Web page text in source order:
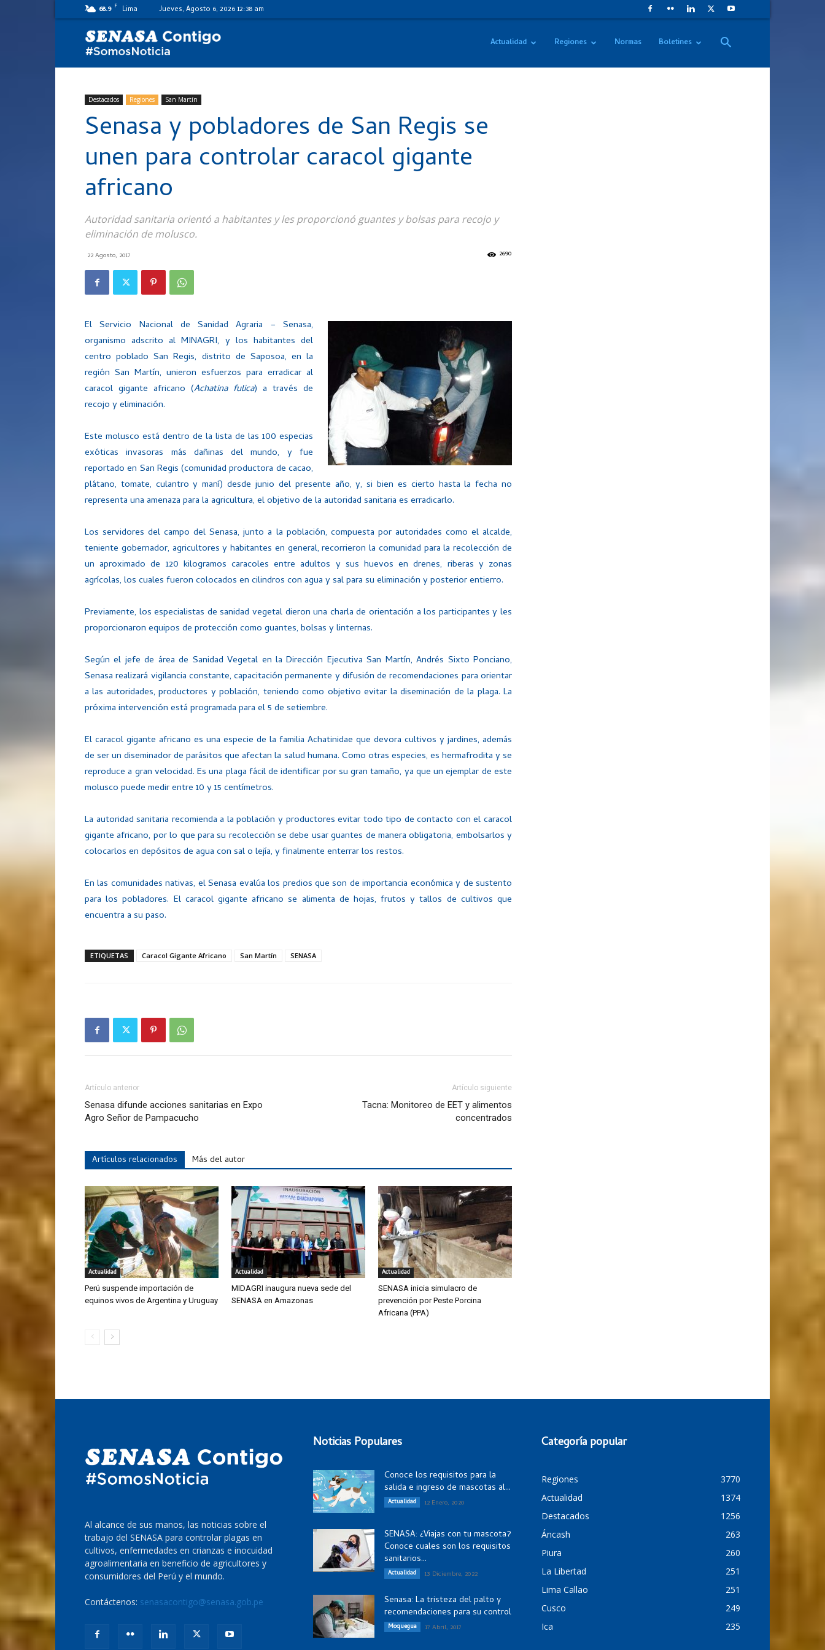
68.9 F Lima Jueves, Agosto 6, 2026 12:38 am
Actualidad Regiones Normas Boletines
Destacados Regiones San Martín
Senasa y pobladores de San Regis se
unen para controlar caracol gigante
africano
Autoridad sanitaria orientó a habitantes y les proporcionó guantes y bolsas para recojo y
eliminación de molusco.
22 Agosto, 2017 2690
El Servicio Nacional de Sanidad Agraria – Senasa,
organismo adscrito al MINAGRI, y los habitantes del
centro poblado San Regis, distrito de Saposoa, en la
región San Martín, unieron esfuerzos para erradicar al
caracol gigante africano (Achatina fulica) a través de
recojo y eliminación.
Este molusco está dentro de la lista de las 100 especias
exóticas invasoras más dañinas del mundo, y fue
reportado en San Regis (comunidad productora de cacao,
plátano, tomate, culantro y maní) desde junio del presente año, y, si bien es cierto hasta la fecha no
representa una amenaza para la agricultura, el objetivo de la autoridad sanitaria es erradicarlo.
Los servidores del campo del Senasa, junto a la población, compuesta por autoridades como el alcalde,
teniente gobernador, agricultores y habitantes en general, recorrieron la comunidad para la recolección de
un aproximado de 120 kilogramos caracoles entre adultos y sus huevos en drenes, riberas y zonas
agrícolas, los cuales fueron colocados en cilindros con agua y sal para su eliminación y posterior entierro.
Previamente, los especialistas de sanidad vegetal dieron una charla de orientación a los participantes y les
proporcionaron equipos de protección como guantes, bolsas y linternas.
Según el jefe de área de Sanidad Vegetal en la Dirección Ejecutiva San Martín, Andrés Sixto Ponciano,
Senasa realizará vigilancia constante, capacitación permanente y difusión de recomendaciones para orientar
a las autoridades, productores y población, teniendo como objetivo evitar la diseminación de la plaga. La
próxima intervención está programada para el 5 de setiembre.
El caracol gigante africano es una especie de la familia Achatinidae que devora cultivos y jardines, además
de ser un diseminador de parásitos que afectan la salud humana. Como otras especies, es hermafrodita y se
reproduce a gran velocidad. Es una plaga fácil de identificar por su gran tamaño, ya que un ejemplar de este
molusco puede medir entre 10 y 15 centímetros.
La autoridad sanitaria recomienda a la población y productores evitar todo tipo de contacto con el caracol
gigante africano, por lo que para su recolección se debe usar guantes de manera obligatoria, embolsarlos y
colocarlos en depósitos de agua con sal o lejía, y finalmente enterrar los restos.
En las comunidades nativas, el Senasa evalúa los predios que son de importancia económica y de sustento
para los pobladores. El caracol gigante africano se alimenta de hojas, frutos y tallos de cultivos que
encuentra a su paso.
ETIQUETAS Caracol Gigante Africano San Martín SENASA
Artículo anterior
Senasa difunde acciones sanitarias en Expo
Agro Señor de Pampacucho
Artículo siguiente
Tacna: Monitoreo de EET y alimentos
concentrados
Artículos relacionados Más del autor
Actualidad
Perú suspende importación de
equinos vivos de Argentina y Uruguay
Actualidad
MIDAGRI inaugura nueva sede del
SENASA en Amazonas
Actualidad
SENASA inicia simulacro de
prevención por Peste Porcina
Africana (PPA)
Al alcance de sus manos, las noticias sobre el
trabajo del SENASA para controlar plagas en
cultivos, enfermedades en crianzas e inocuidad
agroalimentaria en beneficio de agricultores y
consumidores del Perú y el mundo.
Contáctenos: senasacontigo@senasa.gob.pe
Noticias Populares
Conoce los requisitos para la
salida e ingreso de mascotas al...
Actualidad 12 Enero, 2020
SENASA: ¿Viajas con tu mascota?
Conoce cuales son los requisitos
sanitarios...
Actualidad 13 Diciembre, 2022
Senasa: La tristeza del palto y
recomendaciones para su control
Moquegua 17 Abril, 2017
Categoría popular
Regiones
3770
Actualidad
1374
Destacados
1256
Áncash
263
Piura
260
La Libertad
251
Lima Callao
251
Cusco
249
Ica
235